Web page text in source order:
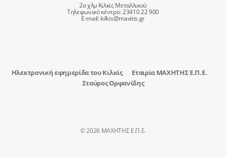
2ο χλμ Κιλκίς Μεταλλικού
Τηλεφωνικό κέντρο: 23410 22 900
E-mail:kilkis@maxitis.gr
Ηλεκτρονική εφημερίδα του Κιλκίς
Εταιρία ΜΑΧΗΤΗΣ Ε.Π.Ε.
Σταύρος Ορφανίδης
© 2026 ΜΑΧΗΤΗΣ Ε.Π.Ε.